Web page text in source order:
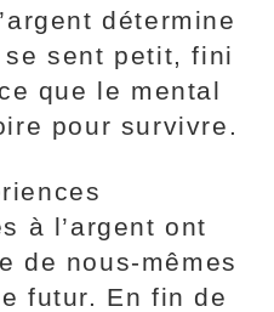
détermine
sent petit, fini
que le mental
pour survivre.
à l’argent ont
de nous-mêmes
futur. En fin de